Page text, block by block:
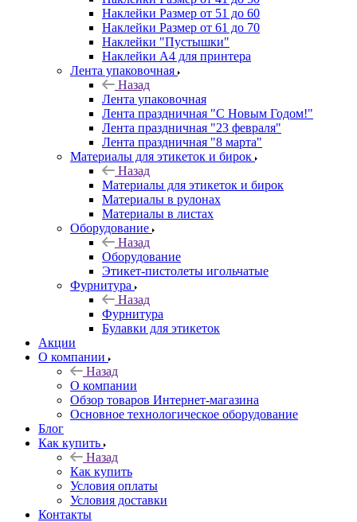
Наклейки Размер от 51 до 60
Наклейки Размер от 61 до 70
Наклейки "Пустышки"
Наклейки А4 для принтера
Лента упаковочная
Назад
Лента упаковочная
Лента праздничная "С Новым Годом!"
Лента праздничная "23 февраля"
Лента праздничная "8 марта"
Материалы для этикеток и бирок
Назад
Материалы для этикеток и бирок
Материалы в рулонах
Материалы в листах
Оборудование
Назад
Оборудование
Этикет-пистолеты игольчатые
Фурнитура
Назад
Фурнитура
Булавки для этикеток
Акции
О компании
Назад
О компании
Обзор товаров Интернет-магазина
Основное технологическое оборудование
Блог
Как купить
Назад
Как купить
Условия оплаты
Условия доставки
Контакты